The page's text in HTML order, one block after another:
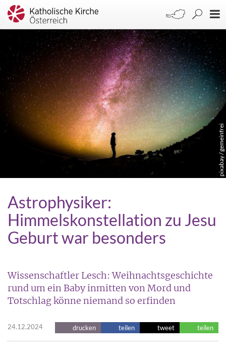
pixabay / gemeinfrei
Astrophysiker:
Himmelskonstellation zu Jesu
Geburt war besonders
Wissenschaftler Lesch: Weihnachtsgeschichte
rund um ein Baby inmitten von Mord und
Totschlag könne niemand so erfinden
24.12.2024 drucken teilen tweet teilen